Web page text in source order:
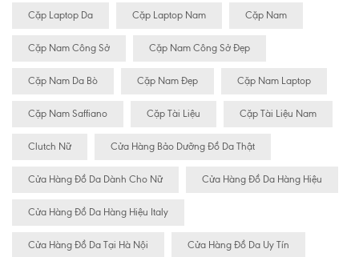
Cặp Laptop Da Cặp Laptop Nam Cặp Nam
Cặp Nam Công Sở Cặp Nam Công Sở Đẹp
Cặp Nam Da Bò Cặp Nam Đẹp Cặp Nam Laptop
Cặp Nam Saffiano Cặp Tài Liệu Cặp Tài Liệu Nam
Clutch Nữ Cửa Hàng Bảo Dưỡng Đồ Da Thật
Cửa Hàng Đồ Da Dành Cho Nữ Cửa Hàng Đồ Da Hàng Hiệu
Cửa Hàng Đồ Da Hàng Hiệu Italy
Cửa Hàng Đồ Da Tại Hà Nội Cửa Hàng Đồ Da Uy Tín